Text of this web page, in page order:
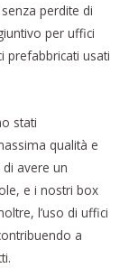
perdite di
per uffici
prefabbricati usati
stati
qualità e
avere un
e i nostri box
l’uso di uffici
a